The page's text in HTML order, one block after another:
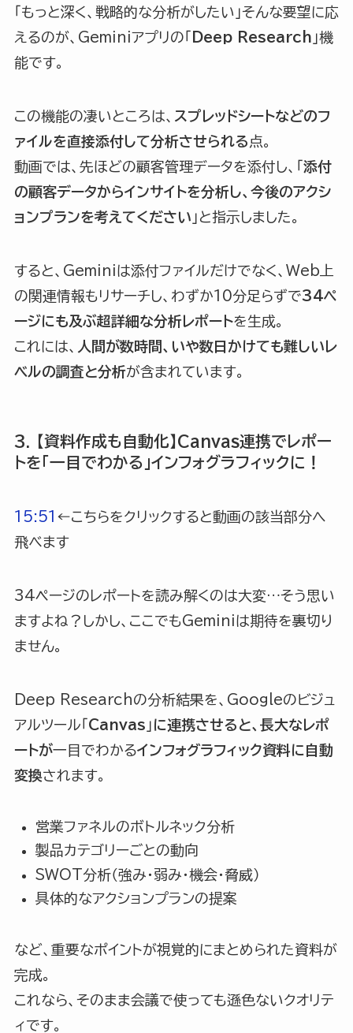
「もっと深く、戦略的な分析がしたい」そんな要望に応
えるのが、Geminiアプリの「
Deep Research 」機
能です。
この機能の凄いところは、 スプレッドシートなどのフ
ァイルを直接添付して分析させられる 点。
動画では、先ほどの顧客管理データを添付し、「 添付
の顧客データからインサイトを分析し、今後のアクシ
ョンプランを考えてください 」と指示しました。
すると、Geminiは添付ファイルだけでなく、Web上
の関連情報もリサーチし、わずか10分足らずで34ペ
ージにも及ぶ超詳細な分析レポートを生成。
これには、
人間が数時間、いや数日かけても難しいレ
ベルの調査と分析が含まれています。
3. 【資料作成も自動化】Canvas連携でレポー
トを「一目でわかる」インフォグラフィックに！
15:51 ←こちらをクリックすると動画の該当部分へ
飛べます
34ページのレポートを読み解くのは大変…そう思い
ますよね？しかし、ここでもGeminiは期待を裏切り
ません。
Deep Researchの分析結果を、Googleのビジュ
アルツール「 Canvas 」 に連携させると、長大なレポ
ートが一目でわかるインフォグラフィック資料に自動
変換されます。
営業ファネルのボトルネック分析
製品カテゴリーごとの動向
SWOT分析（強み・弱み・機会・脅威）
具体的なアクションプランの提案
など、重要なポイントが視覚的にまとめられた資料が
完成。
これなら、そのまま会議で使っても遜色ないクオリテ
ィです。